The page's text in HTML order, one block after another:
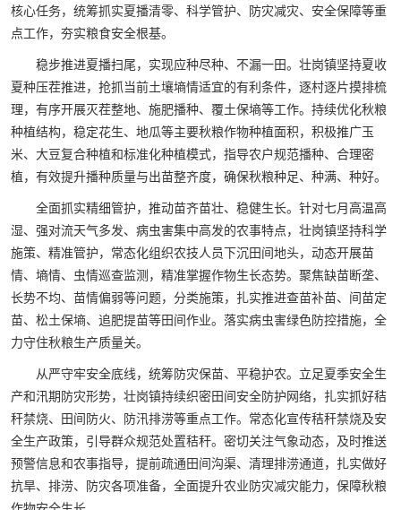
核心任务，统筹抓实夏播清零、科学管护、防灾减灾、安全保障等重
点工作，夯实粮食安全根基。
稳步推进夏播扫尾，实现应种尽种、不漏一田。壮岗镇坚持夏收
夏种压茬推进，抢抓当前土壤墒情适宜的有利条件，逐村逐片摸排梳
理，有序开展灭茬整地、施肥播种、覆土保墒等工作。持续优化秋粮
种植结构，稳定花生、地瓜等主要秋粮作物种植面积，积极推广玉
米、大豆复合种植和标准化种植模式，指导农户规范播种、合理密
植，有效提升播种质量与出苗整齐度，确保秋粮种足、种满、种好。
全面抓实精细管护，推动苗齐苗壮、稳健生长。针对七月高温高
湿、强对流天气多发、病虫害集中高发的农事特点，壮岗镇坚持科学
施策、精准管护，常态化组织农技人员下沉田间地头，动态开展苗
情、墒情、虫情巡查监测，精准掌握作物生长态势。聚焦缺苗断垄、
长势不均、苗情偏弱等问题，分类施策，扎实推进查苗补苗、间苗定
苗、松土保墒、追肥提苗等田间作业。落实病虫害绿色防控措施，全
力守住秋粮生产质量关。
从严守牢安全底线，统筹防灾保苗、平稳护农。立足夏季安全生
产和汛期防灾形势，壮岗镇持续织密田间安全防护网络，扎实抓好秸
秆禁烧、田间防火、防汛排涝等重点工作。常态化宣传秸秆禁烧及安
全生产政策，引导群众规范处置秸秆。密切关注气象动态，及时推送
预警信息和农事指导，提前疏通田间沟渠、清理排涝通道，扎实做好
抗旱、排涝、防灾各项准备，全面提升农业防灾减灾能力，保障秋粮